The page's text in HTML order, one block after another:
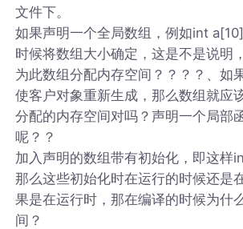
文件下。
如果声明一个全局数组，例如int
时候将数组大小确定，这是不是说明
为此数组分配内存空间？？？？、如
使客户对象重新生成，那么数组就应
分配的内存空间对吗？声明一个局部
呢？？
加入声明的数组带有初始化，即这样
那么这些初始化时在运行的时候还是
果是在运行时，那在编译的时候为什
间？